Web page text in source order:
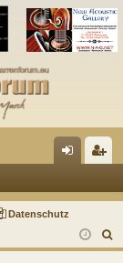
m ist
rie
Datenschutz
u